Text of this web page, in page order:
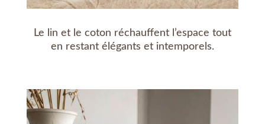
Le lin et le coton réchauffent l’espace tout
en restant élégants et intemporels.